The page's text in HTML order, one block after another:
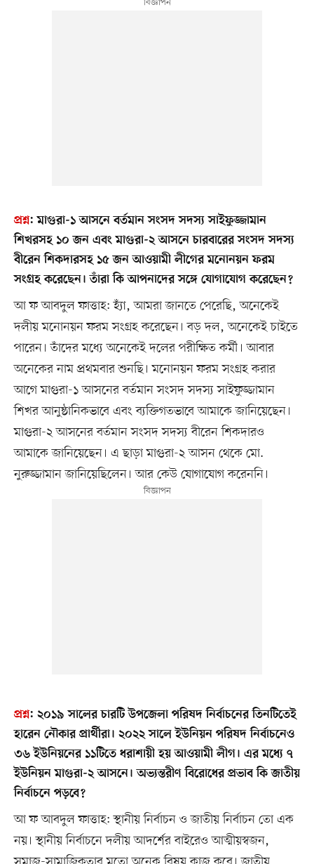
প্রশ্ন:মাগুরা-১ আসনে বর্তমান সংসদ সদস্য সাইফুজ্জামান
শিখরসহ ১০ জন এবং মাগুরা-২ আসনে চারবারের সংসদ সদস্য
বীরেন শিকদারসহ ১৫ জন আওয়ামী লীগের মনোনয়ন ফরম
সংগ্রহ করেছেন। তাঁরা কি আপনাদের সঙ্গে যোগাযোগ করেছেন?
আ ফ আবদুল ফাত্তাহ: হ্যাঁ, আমরা জানতে পেরেছি, অনেকেই
দলীয় মনোনয়ন ফরম সংগ্রহ করেছেন। বড় দল, অনেকেই চাইতে
পারেন। তাঁদের মধ্যে অনেকেই দলের পরীক্ষিত কর্মী। আবার
অনেকের নাম প্রথমবার শুনছি। মনোনয়ন ফরম সংগ্রহ করার
আগে মাগুরা-১ আসনের বর্তমান সংসদ সদস্য সাইফুজ্জামান
শিখর আনুষ্ঠানিকভাবে এবং ব্যক্তিগতভাবে আমাকে জানিয়েছেন।
মাগুরা-২ আসনের বর্তমান সংসদ সদস্য বীরেন শিকদারও
আমাকে জানিয়েছেন। এ ছাড়া মাগুরা-২ আসন থেকে মো.
নুরুজ্জামান জানিয়েছিলেন। আর কেউ যোগাযোগ করেননি।
প্রশ্ন: ২০১৯ সালের চারটি উপজেলা পরিষদ নির্বাচনের তিনটিতেই
হারেন নৌকার প্রার্থীরা। ২০২২ সালে ইউনিয়ন পরিষদ নির্বাচনেও
৩৬ ইউনিয়নের ১১টিতে ধরাশায়ী হয় আওয়ামী লীগ। এর মধ্যে ৭
ইউনিয়ন মাগুরা-২ আসনে। অভ্যন্তরীণ বিরোধের প্রভাব কি জাতীয়
নির্বাচনে পড়বে?
আ ফ আবদুল ফাত্তাহ: স্থানীয় নির্বাচন ও জাতীয় নির্বাচন তো এক
নয়। স্থানীয় নির্বাচনে দলীয় আদর্শের বাইরেও আত্মীয়স্বজন,